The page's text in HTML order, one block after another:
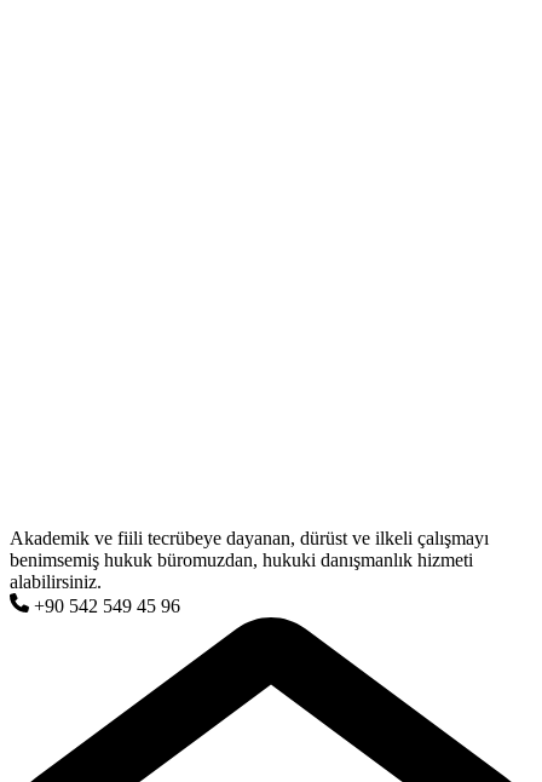
Akademik ve fiili tecrübeye dayanan, dürüst ve ilkeli çalışmayı
benimsemiş hukuk büromuzdan, hukuki danışmanlık hizmeti
alabilirsiniz.
+90 542 549 45 96